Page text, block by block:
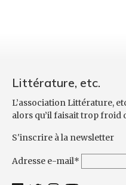
Littérature, etc.
L’association Littérature,
alors qu’il faisait trop froid
S'inscrire à la newsletter
Adresse e-mail*